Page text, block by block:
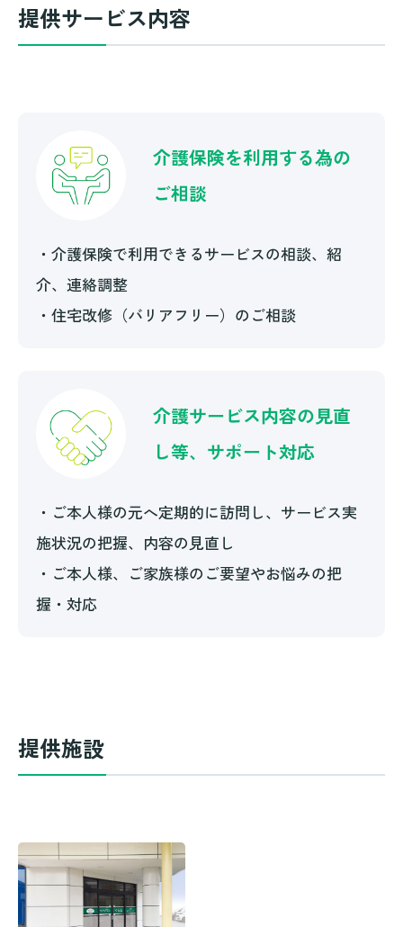
提供サービス内容
介護保険を利用する為の
ご相談
・介護保険で利用できるサービスの相談、紹
介、連絡調整
・住宅改修（バリアフリー）のご相談
介護サービス内容の見直
し等、サポート対応
・ご本人様の元へ定期的に訪問し、サービス実
施状況の把握、内容の見直し
・ご本人様、ご家族様のご要望やお悩みの把
握・対応
提供施設